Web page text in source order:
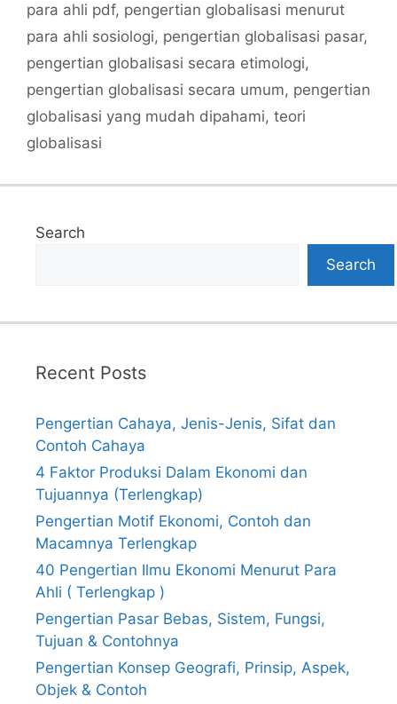
para ahli pdf, pengertian globalisasi menurut
para ahli sosiologi, pengertian globalisasi pasar,
pengertian globalisasi secara etimologi,
pengertian globalisasi secara umum, pengertian
globalisasi yang mudah dipahami, teori
globalisasi
Search
Search
Recent Posts
Pengertian Cahaya, Jenis-Jenis, Sifat dan
Contoh Cahaya
4 Faktor Produksi Dalam Ekonomi dan
Tujuannya (Terlengkap)
Pengertian Motif Ekonomi, Contoh dan
Macamnya Terlengkap
40 Pengertian Ilmu Ekonomi Menurut Para
Ahli ( Terlengkap )
Pengertian Pasar Bebas, Sistem, Fungsi,
Tujuan & Contohnya
Pengertian Konsep Geografi, Prinsip, Aspek,
Objek & Contoh